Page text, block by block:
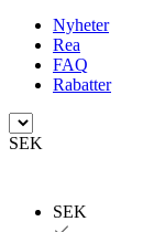
Nyheter
Rea
FAQ
Rabatter
SEK
SEK